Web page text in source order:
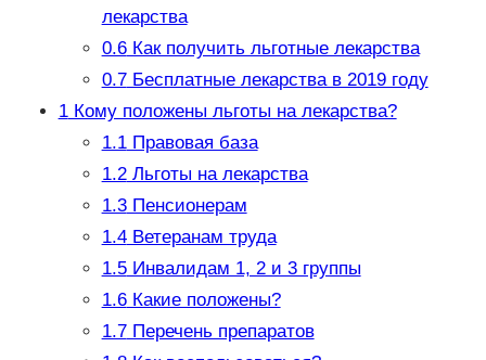
лекарства
0.6Как получить льготные лекарства
0.7Бесплатные лекарства в 2019 году
1Кому положены льготы на лекарства?
1.1Правовая база
1.2Льготы на лекарства
1.3Пенсионерам
1.4Ветеранам труда
1.5Инвалидам 1, 2 и 3 группы
1.6Какие положены?
1.7Перечень препаратов